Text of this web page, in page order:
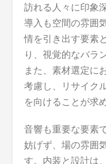
訪れる人々に印象
導入も空間の雰囲
情を引き出す要素
り、視覚的なバラ
また、素材選定に
考慮し、リサイク
を向けることが求
音響も重要な要素
妨げず、場の雰囲
す。内装と設計は